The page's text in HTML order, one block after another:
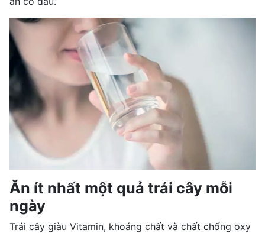
Ăn ít nhất một quả trái cây mỗi
ngày
Trái cây giàu Vitamin, khoáng chất và chất chống oxy